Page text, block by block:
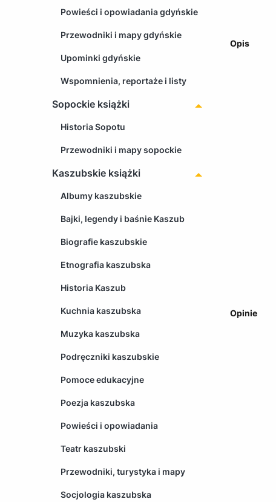
Powieści i opowiadania gdyńskie
Przewodniki i mapy gdyńskie
Upominki gdyńskie
Wspomnienia, reportaże i listy
Sopockie książki
Historia Sopotu
Przewodniki i mapy sopockie
Kaszubskie książki
Albumy kaszubskie
Bajki, legendy i baśnie Kaszub
Biografie kaszubskie
Etnografia kaszubska
Historia Kaszub
Kuchnia kaszubska
Muzyka kaszubska
Podręczniki kaszubskie
Pomoce edukacyjne
Poezja kaszubska
Powieści i opowiadania
Teatr kaszubski
Przewodniki, turystyka i mapy
Socjologia kaszubska
Opis
Opinie